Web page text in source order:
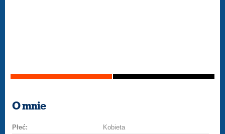
O mnie
Płeć:
Kobieta